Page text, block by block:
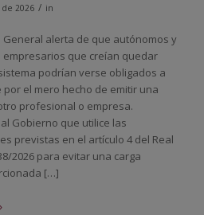
2026 / in
General alerta de que autónomos y
empresarios que creían quedar
podrían verse obligados a
el mero hecho de emitir una
profesional o empresa.
Gobierno que utilice las
previstas en el artículo 4 del Real
2026 para evitar una carga
[…]